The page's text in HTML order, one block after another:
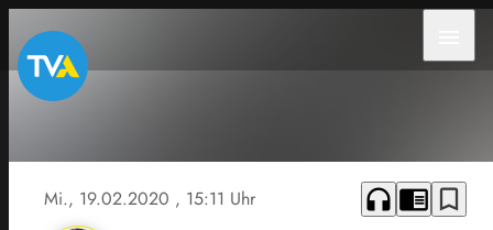
Symbolbild
Pixabay
Mi., 19.02.2020 , 15:11 Uhr headphones chrome_reader_mode bookmark_border